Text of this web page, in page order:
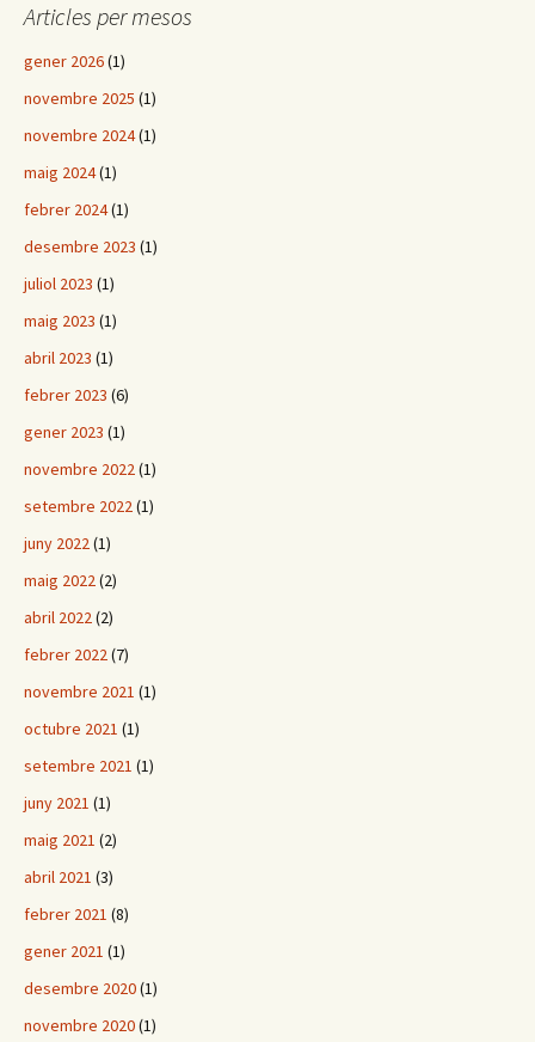
Articles per mesos
gener 2026(1)
novembre 2025 (1)
novembre 2024(1)
maig 2024(1)
febrer 2024(1)
desembre 2023 (1)
juliol 2023 (1)
maig 2023 (1)
abril 2023 (1)
febrer 2023 (6)
gener 2023 (1)
novembre 2022(1)
setembre 2022(1)
juny 2022(1)
maig 2022(2)
abril 2022(2)
febrer 2022(7)
novembre 2021 (1)
octubre 2021 (1)
setembre 2021 (1)
juny 2021 (1)
maig 2021 (2)
abril 2021 (3)
febrer 2021 (8)
gener 2021 (1)
desembre 2020(1)
novembre 2020(1)